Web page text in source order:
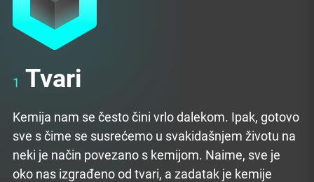
1 Tvari
Kemija nam se često čini vrlo dalekom. Ipak, gotovo
sve s čime se susrećemo u svakidašnjem životu na
neki je način povezano s kemijom. Naime, sve je
oko nas izgrađeno od tvari, a zadatak je kemije